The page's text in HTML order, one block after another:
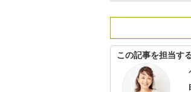
この記事を担当す